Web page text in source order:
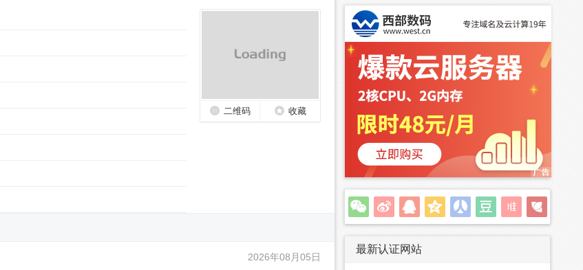
二维码 收藏
2026年08月05日
最新认证网站